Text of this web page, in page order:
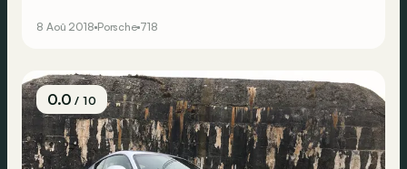
la Berlinette et le Cayman en
8 Aoû 2018 Porsche 718
0.0/ 10